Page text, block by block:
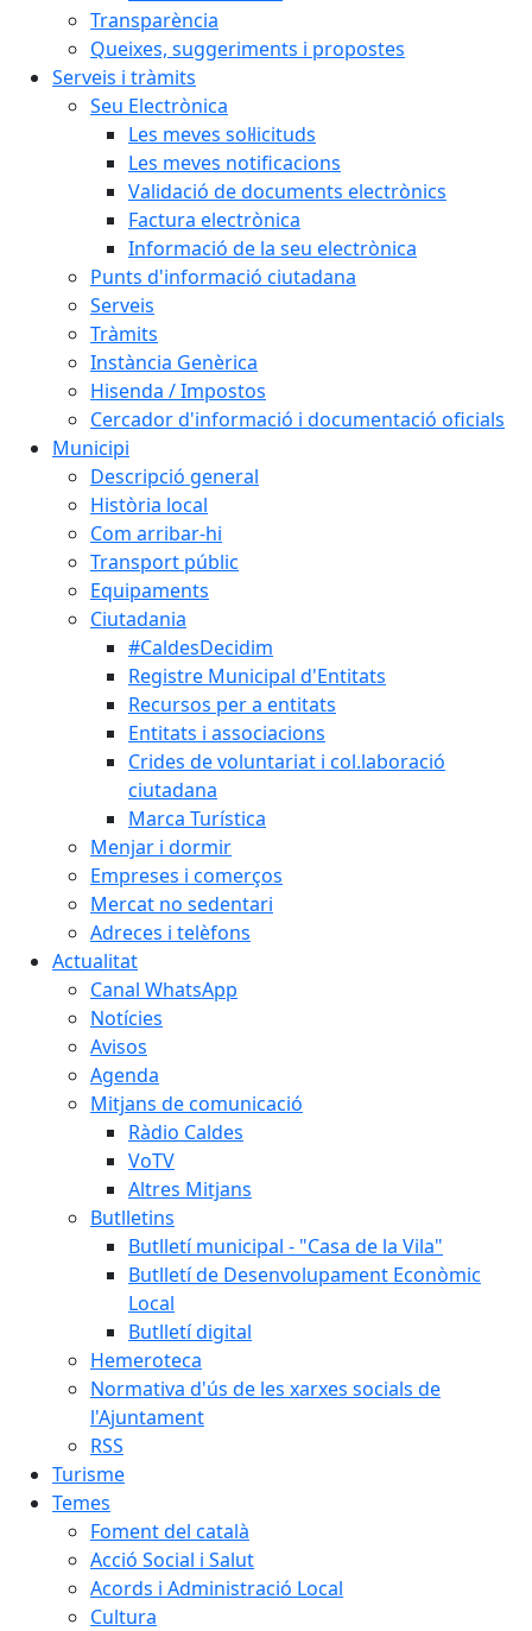
Transparència
Queixes, suggeriments i propostes
Serveis i tràmits
Seu Electrònica
Les meves sol·licituds
Les meves notificacions
Validació de documents electrònics
Factura electrònica
Informació de la seu electrònica
Punts d'informació ciutadana
Serveis
Tràmits
Instància Genèrica
Hisenda / Impostos
Cercador d'informació i documentació oficials
Municipi
Descripció general
Història local
Com arribar-hi
Transport públic
Equipaments
Ciutadania
#CaldesDecidim
Registre Municipal d'Entitats
Recursos per a entitats
Entitats i associacions
Crides de voluntariat i col.laboració
ciutadana
Marca Turística
Menjar i dormir
Empreses i comerços
Mercat no sedentari
Adreces i telèfons
Actualitat
Canal WhatsApp
Notícies
Avisos
Agenda
Mitjans de comunicació
Ràdio Caldes
VoTV
Altres Mitjans
Butlletins
Butlletí municipal - "Casa de la Vila"
Butlletí de Desenvolupament Econòmic
Local
Butlletí digital
Hemeroteca
Normativa d'ús de les xarxes socials de
l'Ajuntament
RSS
Turisme
Temes
Foment del català
Acció Social i Salut
Acords i Administració Local
Cultura